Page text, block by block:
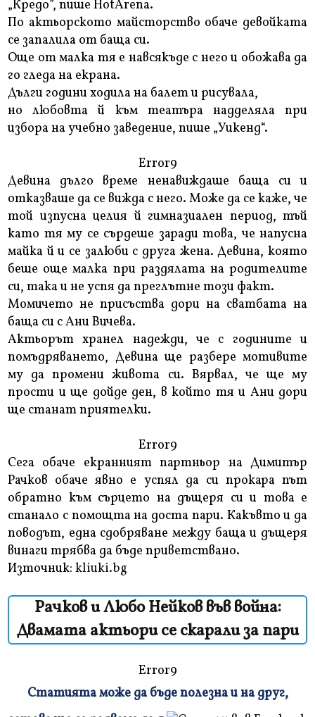
„Кредо”, пише HotArena.
По актьорското майсторство обаче девойката
се запалила от баща си.
Още от малка тя е навсякъде с него и обожава да
го гледа на екрана.
Дълги години ходила на балет и рисувала,
но любовта й към театъра надделяла при
избора на учебно заведение, пише „Уикенд“.
Error9
Девина дълго време ненавиждаше баща си и
отказваше да се вижда с него. Може да се каже, че
той изпусна целия й гимназиален период, тъй
като тя му се сърдеше заради това, че напусна
майка й и се залюби с друга жена. Девина, която
беше още малка при раздялата на родителите
си, така и не успя да преглътне този факт.
Момичето не присъства дори на сватбата на
баща си с Ани Вичева.
Актьорът хранел надежди, че с годините и
помъдряването, Девина ще разбере мотивите
му да промени живота си. Вярвал, че ще му
прости и ще дойде ден, в който тя и Ани дори
ще станат приятелки.
Error9
Сега обаче екранният партньор на Димитър
Рачков обаче явно е успял да си прокара път
обратно към сърцето на дъщеря си и това е
станало с помощта на доста пари. Какъвто и да
поводът, една сдобряване между баща и дъщеря
винаги трябва да бъде приветствано.
Източник: kliuki.bg
Рачков и Любо Нейков във война:
Двамата актьори се скарали за пари
Error9
Статията може да бъде полезна и на друг,